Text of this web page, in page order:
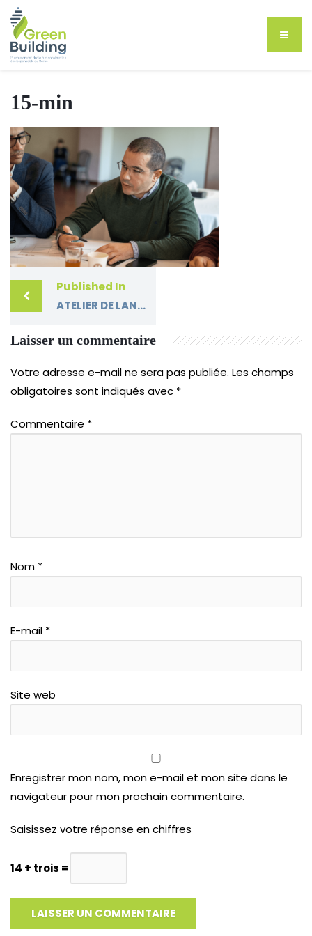
15-min
Published In
ATELIER DE LANCEMENT DU PROCESSUS D’ACTUALISATION DU CAHIER DE PRESCRIPTIONS ENVIRONNEMENTALES POUR LES OPÉRATIONS RÉSIDENTIELLES (CPER) DE L’ÉCO-CITÉ ZENATA
Laisser un commentaire
Votre adresse e-mail ne sera pas publiée. Les champs
obligatoires sont indiqués avec *
Commentaire *
Nom *
E-mail *
Site web
Enregistrer mon nom, mon e-mail et mon site dans le
navigateur pour mon prochain commentaire.
Saisissez votre réponse en chiffres
14 + trois =